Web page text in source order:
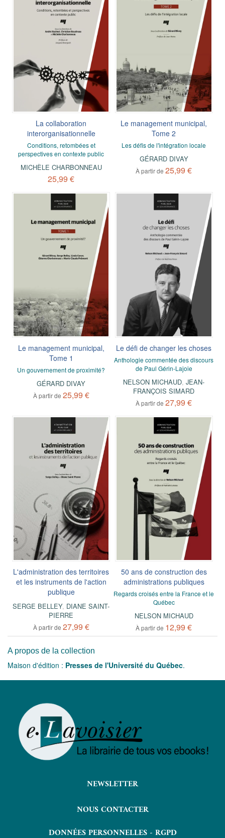
La collaboration
interorganisationnelle
Conditions, retombées et
perspectives en contexte public
MICHÈLE CHARBONNEAU
25,99 €
Le management municipal,
Tome 2
Les défis de l'intégration locale
GÉRARD DIVAY
À partir de25,99 €
Le management municipal,
Tome 1
Un gouvernement de proximité?
GÉRARD DIVAY
À partir de 25,99 €
Le défi de changer les choses
Anthologie commentée des discours
de Paul Gérin-Lajoie
NELSON MICHAUD,JEAN-
FRANÇOIS SIMARD
À partir de27,99 €
L'administration des territoires
et les instruments de l'action
publique
SERGE BELLEY, DIANE SAINT-
PIERRE
À partir de 27,99 €
50 ans de construction des
administrations publiques
Regards croisés entre la France et le
Québec
NELSON MICHAUD
À partir de 12,99 €
A propos de la collection
Maison d'édition : Presses de l'Université du Québec.
NEWSLETTER
NOUS CONTACTER
DONNÉES PERSONNELLES - RGPD